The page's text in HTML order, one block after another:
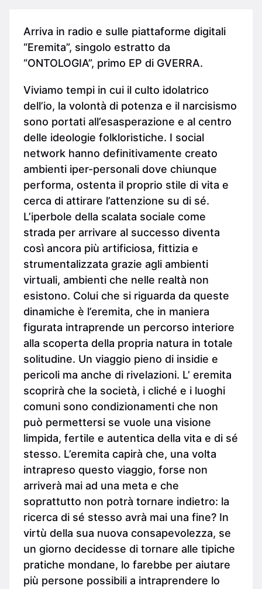
Arriva in radio e sulle piattaforme digitali
“Eremita”, singolo estratto da
“ONTOLOGIA”, primo EP di GVERRA.
Viviamo tempi in cui il culto idolatrico
dell’io, la volontà di potenza e il narcisismo
sono portati all’esasperazione e al centro
delle ideologie folkloristiche. I social
network hanno definitivamente creato
ambienti iper-personali dove chiunque
performa, ostenta il proprio stile di vita e
cerca di attirare l’attenzione su di sé.
L’iperbole della scalata sociale come
strada per arrivare al successo diventa
così ancora più artificiosa, fittizia e
strumentalizzata grazie agli ambienti
virtuali, ambienti che nelle realtà non
esistono. Colui che si riguarda da queste
dinamiche è l’eremita, che in maniera
figurata intraprende un percorso interiore
alla scoperta della propria natura in totale
solitudine. Un viaggio pieno di insidie e
pericoli ma anche di rivelazioni. L’ eremita
scoprirà che la società, i cliché e i luoghi
comuni sono condizionamenti che non
può permettersi se vuole una visione
limpida, fertile e autentica della vita e di sé
stesso. L’eremita capirà che, una volta
intrapreso questo viaggio, forse non
arriverà mai ad una meta e che
soprattutto non potrà tornare indietro: la
ricerca di sé stesso avrà mai una fine? In
virtù della sua nuova consapevolezza, se
un giorno decidesse di tornare alle tipiche
pratiche mondane, lo farebbe per aiutare
più persone possibili a intraprendere lo